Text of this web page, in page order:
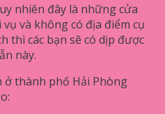
nhiên đây là những cửa
và không có địa điểm cụ
thì các bạn sẽ có dịp được
này.
ở thành phố Hải Phòng